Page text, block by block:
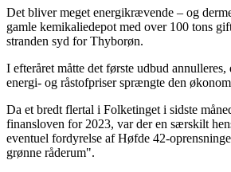
Det bliver meget energikrævende – og
gamle kemikaliedepot med over 100 tons
stranden syd for Thyborøn.
I efteråret måtte det første udbud
energi- og råstofpriser sprængte den
Da et bredt flertal i Folketinget i sidste
finansloven for 2023, var der en særskilt
eventuel fordyrelse af Høfde 42-
grønne råderum".